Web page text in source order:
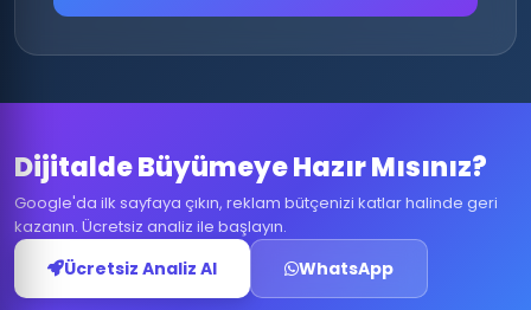
Dijitalde Büyümeye Hazır Mısınız?
Google'da ilk sayfaya çıkın, reklam bütçenizi katlar halinde geri
kazanın. Ücretsiz analiz ile başlayın.
Ücretsiz Analiz Al WhatsApp